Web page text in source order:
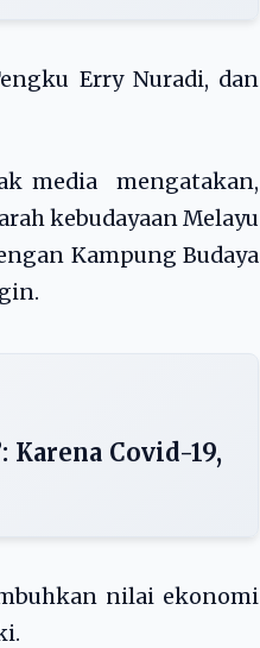
Erry Nuradi, dan
media mengatakan,
kebudayaan Melayu
Kampung Budaya
Karena Covid-19,
nilai ekonomi